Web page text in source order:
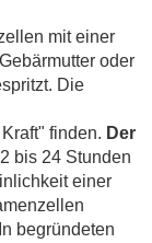
mit einer
oder
Die
finden. Der
bis 24 Stunden
einer
begründeten